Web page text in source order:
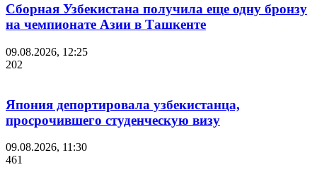
Сборная Узбекистана получила еще одну бронзу
на чемпионате Азии в Ташкенте
09.08.2026, 12:25
202
Япония депортировала узбекистанца,
просрочившего студенческую визу
09.08.2026, 11:30
461